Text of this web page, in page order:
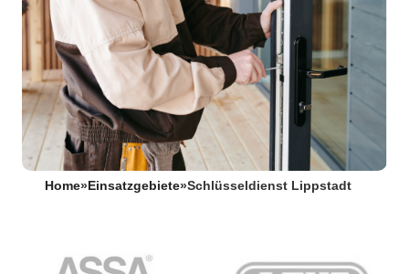
Home» Einsatzgebiete»Schlüsseldienst Lippstadt